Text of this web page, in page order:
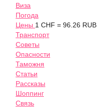
Виза
Погода
Цены 1 CHF = 96.26 RUB
Транспорт
Советы
Опасности
Таможня
Статьи
Рассказы
Шоппинг
Связь